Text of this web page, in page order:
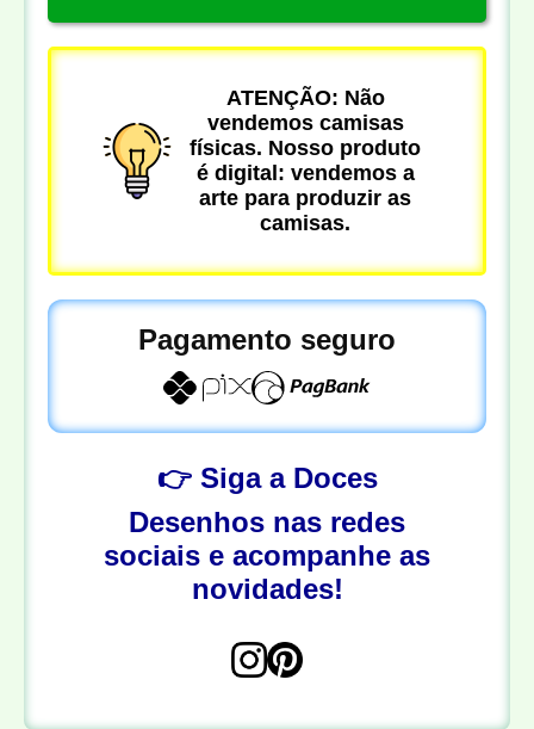
ATENÇÃO: Não
vendemos camisas
físicas. Nosso produto
é digital: vendemos a
arte para produzir as
camisas.
Pagamento seguro
👉 Siga a Doces
Desenhos nas redes
sociais e acompanhe as
novidades!